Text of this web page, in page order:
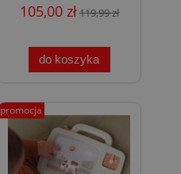
105,00 zł119,99 zł
do koszyka
promocja